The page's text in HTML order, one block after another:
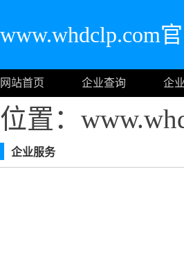
www.whdclp.com
网站首页 企业查询 企
位置：
企业服务